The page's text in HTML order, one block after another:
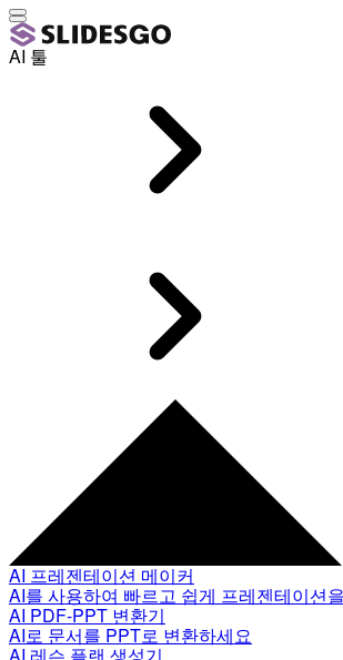
AI 툴
AI 프레젠테이션 메이커
AI를 사용하여 빠르고 쉽게 프레젠테이션
AI PDF-PPT 변환기
AI로 문서를 PPT로 변환하세요